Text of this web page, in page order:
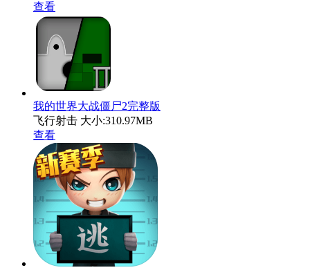
查看
我的世界大战僵尸2完整版
飞行射击 大小:310.97MB
查看